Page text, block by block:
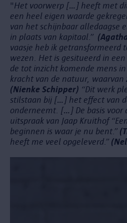
"Het voorwerp […] heeft met
een heel eigen waarde
van het schijnbaar alledaagse
in plaats van kapitaal.”
vaasje heb ik getransformeerd
wezen. Het is gesitueerd in
de tot inzicht komende mens
kracht van de natuur, waarvan
(Nienke Schipper) “Dit werk
stilstaan bij […] het effect van
onderneemt. […] De basis
uitspraak van Jaap Kruithof
beginnen is waar je nu bent.”
heeft me veel opgeleverd.”